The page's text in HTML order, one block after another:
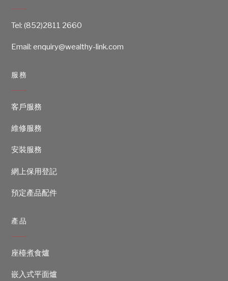
Tel:(852)2811 2660
Email: enquiry@wealthy-link.com
服務
客戶服務
維修服務
安裝服務
網上保用登記
預定產品配件
產品
座檯煮食爐
嵌入式平面爐